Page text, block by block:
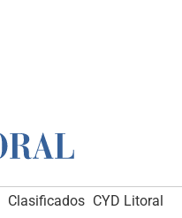
Clasificados CYD Litoral